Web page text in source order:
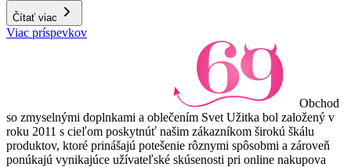
Čítať viac
Viac príspevkov
Obchod
so zmyselnými doplnkami a oblečením Svet Užitka bol založený v
roku 2011 s cieľom poskytnúť našim zákazníkom širokú škálu
produktov, ktoré prinášajú potešenie rôznymi spôsobmi a zároveň
ponúkajú vynikajúce užívateľské skúsenosti pri online nakupova